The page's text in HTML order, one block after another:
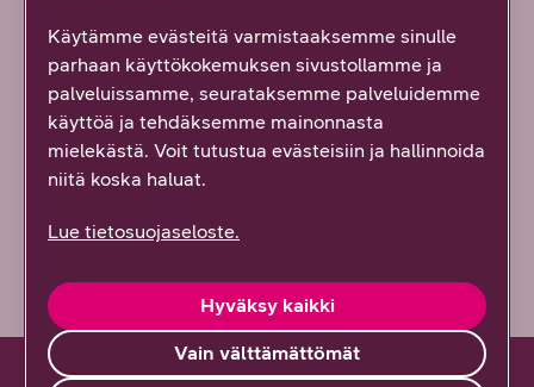
Kyllä löysin
Osittain
En lainkaan
Käytämme evästeitä varmistaaksemme sinulle
parhaan käyttökokemuksen sivustollamme ja
palveluissamme, seurataksemme palveluidemme
käyttöä ja tehdäksemme mainonnasta
mielekästä. Voit tutustua evästeisiin ja hallinnoida
niitä koska haluat.
Lue tietosuojaseloste.
Vain välttämättömät
Hyväksy kaikki